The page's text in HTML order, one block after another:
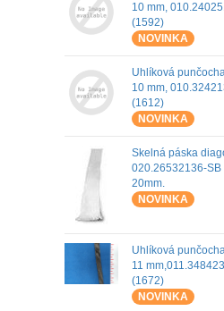
10 mm,
(1592)
NOVINKA
Uhlíková
10 mm,
(1612)
NOVINKA
Skelná páska
020.26532136-SB
20mm.
NOVINKA
Uhlíková
11
(1672)
NOVINKA